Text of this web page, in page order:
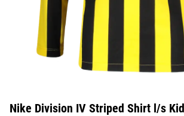
Nike Division IV Striped Shirt l/s